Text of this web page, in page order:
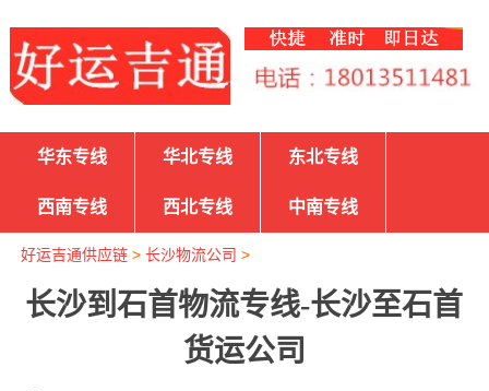
华东专线 华北专线 东北专线
西南专线 西北专线 中南专线
好运吉通供应链> 长沙物流公司 >
长沙到石首物流专线-长沙至石首
货运公司